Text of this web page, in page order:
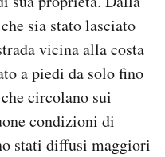
sia stato lasciato
vicina alla costa
a piedi da solo fino
circolano sui
condizioni di
stati diffusi maggiori